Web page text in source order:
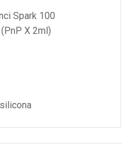
Spark 100
(PnP X 2ml)